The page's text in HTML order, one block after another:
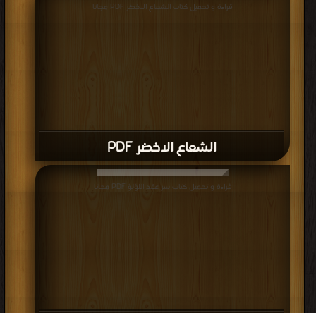
الشعاع الاخضر PDF
قراءة و تحميل كتاب الشعاع الاخضر PDF مجانا
قراءة و تحميل كتاب سر عقد اللؤلؤ PDF مجانا